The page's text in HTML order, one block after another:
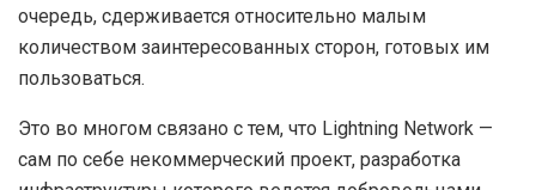
очередь, сдерживается относительно малым
количеством заинтересованных сторон, готовых им
пользоваться.
Это во многом связано с тем, что Lightning Network —
сам по себе некоммерческий проект, разработка